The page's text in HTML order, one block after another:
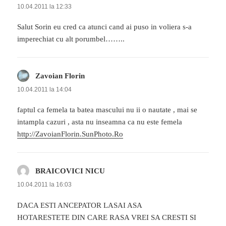
10.04.2011 la 12:33
Salut Sorin eu cred ca atunci cand ai puso in voliera s-a
imperechiat cu alt porumbel……..
Zavoian Florin
10.04.2011 la 14:04
faptul ca femela ta batea mascului nu ii o nautate , mai se
intampla cazuri , asta nu inseamna ca nu este femela
http://ZavoianFlorin.SunPhoto.Ro
BRAICOVICI NICU
10.04.2011 la 16:03
DACA ESTI ANCEPATOR LASAI ASA
HOTARESTETE DIN CARE RASA VREI SA CRESTI SI